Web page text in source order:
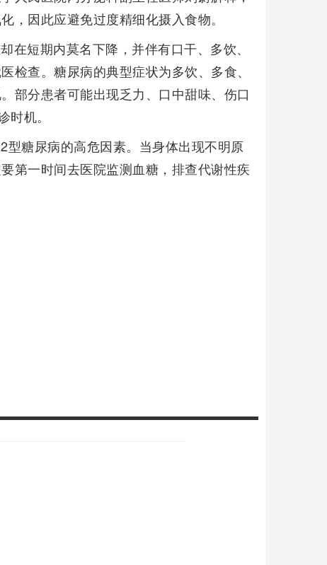
，因此应避免过度精细化摄入食物。
在短期内莫名下降，并伴有口干、多饮、
检查。糖尿病的典型症状为多饮、多食、
部分患者可能出现乏力、口中甜味、伤口
机。
糖尿病的高危因素。当身体出现不明原
第一时间去医院监测血糖，排查代谢性疾